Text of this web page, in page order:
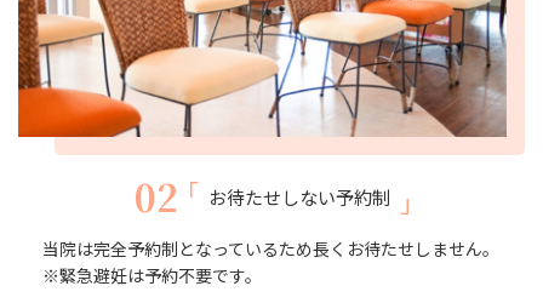
02 お待たせしない予約制
当院は完全予約制となっているため長くお待たせしません。
※緊急避妊は予約不要です。